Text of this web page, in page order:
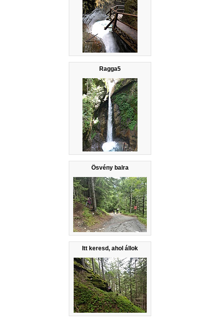
Ragga5
Ösvény balra
Itt keresd, ahol állok